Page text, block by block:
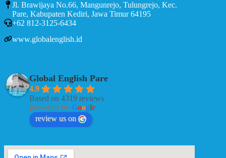
Jl. Brawijaya No.66, Mangunrejo, Tulungrejo, Kec.
Pare, Kabupaten Kediri, Jawa Timur 64195
+62 812-3125-6434
www.globalenglish.id
Global English Pare
4.9
Based on 4319 reviews
powered by Google
review us on